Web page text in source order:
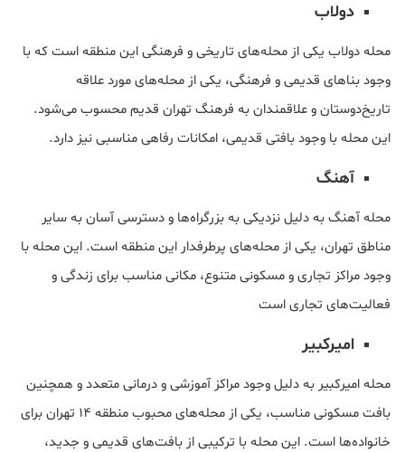
دولاب
محله دولاب یکی از محله‌های تاریخی و فرهنگی این منطقه است که با
وجود بناهای قدیمی و فرهنگی، یکی از محله‌های مورد علاقه
تاریخ‌دوستان و علاقمندان به فرهنگ تهران قدیم محسوب می‌شود.
این محله با وجود بافتی قدیمی، امکانات رفاهی مناسبی نیز دارد.
آهنگ
محله آهنگ به دلیل نزدیکی به بزرگراه‌ها و دسترسی آسان به سایر
مناطق تهران، یکی از محله‌های پرطرفدار این منطقه است. این محله با
وجود مراکز تجاری و مسکونی متنوع، مکانی مناسب برای زندگی و
فعالیت‌های تجاری است
امیرکبیر
محله امیرکبیر به دلیل وجود مراکز آموزشی و درمانی متعدد و همچنین
بافت مسکونی مناسب، یکی از محله‌های محبوب منطقه 14 تهران برای
خانواده‌ها است. این محله با ترکیبی از بافت‌های قدیمی و جدید،